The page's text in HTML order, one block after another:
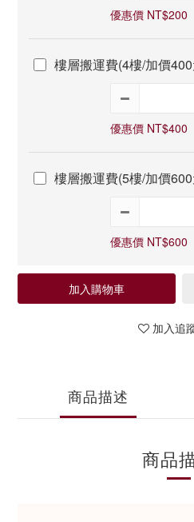
優惠價 NT$200
樓層搬運費(4樓/加價
優惠價 NT$400
樓層搬運費(5樓/加價
優惠價 NT$600
加入購物車
加入追
商品描述
商品